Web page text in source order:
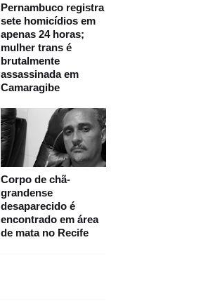
Pernambuco registra
sete homicídios em
apenas 24 horas;
mulher trans é
brutalmente
assassinada em
Camaragibe
Corpo de chã-
grandense
desaparecido é
encontrado em área
de mata no Recife